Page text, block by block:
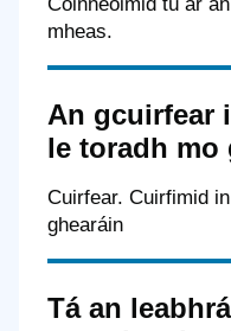
mheas.
An gcuirfear
le toradh mo
Cuirfear. Cuirfimid
ghearáin
Tá an